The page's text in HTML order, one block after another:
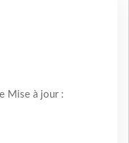
Mise à jour :